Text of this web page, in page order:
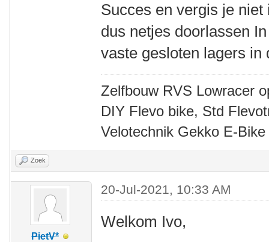
Succes en vergis je
dus netjes doorlassen
vaste gesloten lagers in
Zelfbouw RVS Lowracer
DIY Flevo bike, Std
Velotechnik Gekko E-Bike
Zoek
PietV*
20-Jul-2021, 10:33 AM
Welkom Ivo,